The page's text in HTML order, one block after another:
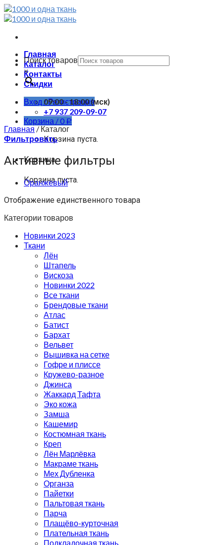
Skip
to
Главная
Каталог
Контакты
Скидки
Вход / Регистрация
Корзина /0 Р
Корзина пуста.
Корзина
Корзина пуста.
Поиск товаров
×
09:00 - 18:00 (мск)
+7 937 209-09-07
Главная/Каталог
Фильтровать
Активные фильтры
Оранжевый
Отображение единственного товара
Категории товаров
Новинки 2023
Ткани
Лён
Штапель
Вискоза
Новинки 2022
Все ткани
Брендовые ткани
Атлас
Батист
Бархат
Вельвет
Вышивка на сетке
Гофре и плиссе
Кружево-разное
Джинса
Жаккард Тафта
Эко кожа
Замша
Кашемир
Костюмная ткань
Креп
Лён Марлёвка
Макраме ткань
Мех Дубленка
Органза
Пайетки
Пальтовая ткань
Парча
Плащёво-курточная
Плательная ткань
Подкладочная ткань